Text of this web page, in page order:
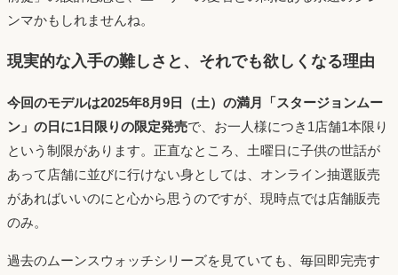
ンマかもしれませんね。
現実的な入手の難しさと、それでも欲しくなる理由
今回のモデルは2025年8月9日（土）の満月「スタージョンムー
ン」の日に1日限りの限定発売で、お一人様につき1店舗1本限り
という制限があります。正直なところ、土曜日に子供の世話が
あって店舗に並びに行けない身としては、オンライン抽選販売
があればいいのにと心から思うのですが、現時点では店舗販売
のみ。
過去のムーンスウォッチシリーズを見ていても、毎回即完売す